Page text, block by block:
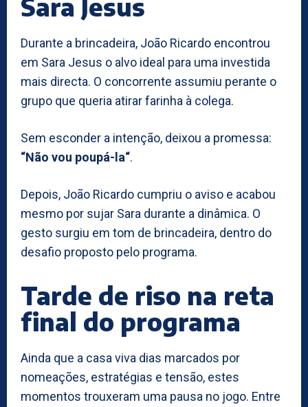
Sara Jesus
Durante a brincadeira, João Ricardo encontrou
em Sara Jesus o alvo ideal para uma investida
mais directa. O concorrente assumiu perante o
grupo que queria atirar farinha à colega.
Sem esconder a intenção, deixou a promessa:
“Não vou poupá-la“.
Depois, João Ricardo cumpriu o aviso e acabou
mesmo por sujar Sara durante a dinâmica. O
gesto surgiu em tom de brincadeira, dentro do
desafio proposto pelo programa.
Tarde de riso na reta
final do programa
Ainda que a casa viva dias marcados por
nomeações, estratégias e tensão, estes
momentos trouxeram uma pausa no jogo. Entre